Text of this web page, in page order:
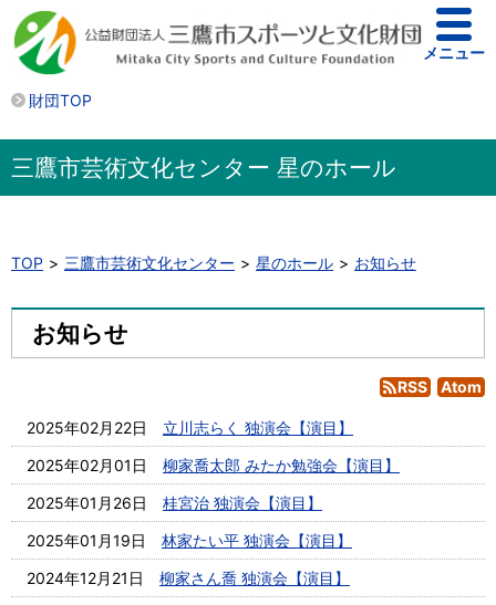
財団TOP
メニュー
三鷹市芸術文化センター 星のホール
TOP 三鷹市芸術文化センター 星のホール お知らせ
お知らせ
RSS Atom
2025年02月22日
立川志らく 独演会【演目】
2025年02月01日
柳家喬太郎 みたか勉強会【演目】
2025年01月26日
桂宮治 独演会【演目】
2025年01月19日
林家たい平 独演会【演目】
2024年12月21日
柳家さん喬 独演会【演目】